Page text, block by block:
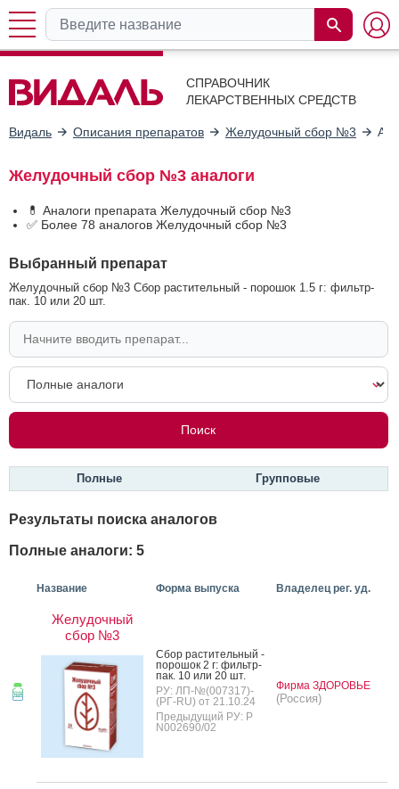
СПРАВОЧНИК
ЛЕКАРСТВЕННЫХ СРЕДСТВ
Видаль Описания препаратов Желудочный сбор №3
Желудочный сбор №3 аналоги
💊 Аналоги препарата Желудочный сбор №3
✅ Более 78 аналогов Желудочный сбор №3
Выбранный препарат
Желудочный сбор №3 Сбор растительный - порошок 1.5 г: фильтр-
пак. 10 или 20 шт.
Полные Групповые
Результаты поиска аналогов
Полные аналоги: 5
Название Форма выпуска Владелец рег. уд.
Желудочный
сбор №3
Сбор рас­ти­тель­ный -
по­рошок 2 г: филь­тр-
пак. 10 или 20 шт.
РУ: ЛП-№(007317)-
(РГ-RU) от 21.10.24
Предыдущий РУ: Р
N002690/02
Фирма ЗДОРОВЬЕ
(Россия)